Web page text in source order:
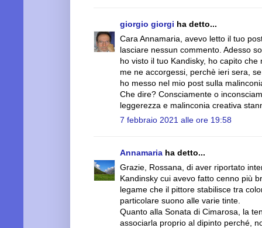
giorgio giorgi ha detto...
Cara Annamaria, avevo letto il tuo
lasciare nessun commento. Adesso
ho visto il tuo Kandisky, ho capito
me ne accorgessi, perchè ieri sera,
ho messo nel mio post sulla
Che dire? Consciamente o
leggerezza e malinconia creativa
7 febbraio 2021 alle ore 19:58
Annamaria ha detto...
Grazie, Rossana, di aver riportato
Kandinsky cui avevo fatto cenno più
legame che il pittore stabilisce tra
particolare suono alle varie tinte.
Quanto alla Sonata di Cimarosa, la
associarla proprio al dipinto perché,